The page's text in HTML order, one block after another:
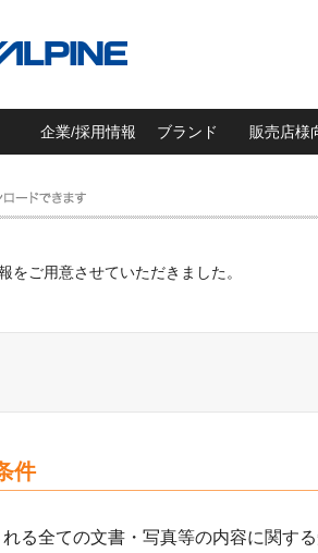
企業/採用情報 ブランド 販売店様
ご用意させていただきました。
件
る全ての文書・写真等の内容に関す